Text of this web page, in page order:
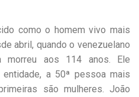
como o homem vivo mais
abril, quando o venezuelano
morreu aos 114 anos. Ele
a 50ª pessoa mais
são mulheres. João